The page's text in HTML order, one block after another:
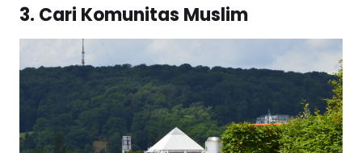
3. Cari Komunitas Muslim